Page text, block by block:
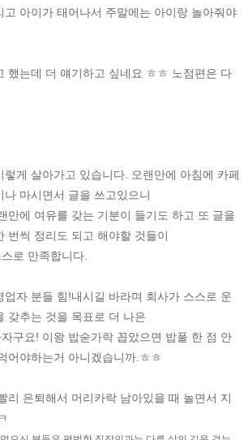
고 아이가 태어나서 주말에는 아이랑 놀아줘야
했는데 더 얘기하고 싶네요 ㅎㅎ 노점편은 다
렇게 살아가고 있습니다. 오랜만에 아침에 카페
나 마시면서 글을 쓰고있으니
만에 여유를 갖는 기분이 들기도 하고 또 글을
번씩 정리도 되고 해야할 것들이
로 만족합니다.
업자 분들 힘!내시길 바라며 회사가 스스로 운
갖추는 것을 목표로 더 나은
구요! 이왕 밥숟가락 꼽았으면 밥풀 한 점 안
어야하는거 아니겠습니까.ㅎㅎ
리 은퇴해서 머리카락 남아있을 때 놀면서 지